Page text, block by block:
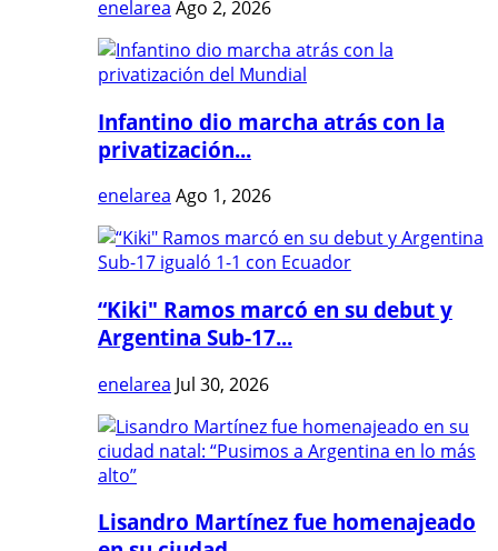
enelarea Ago 2, 2026
Infantino dio marcha atrás con la
privatización...
enelarea Ago 1, 2026
“Kiki" Ramos marcó en su debut y
Argentina Sub-17...
enelarea Jul 30, 2026
Lisandro Martínez fue homenajeado